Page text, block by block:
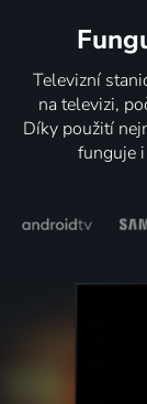
Televizní
na televizi,
Díky použití
funguje